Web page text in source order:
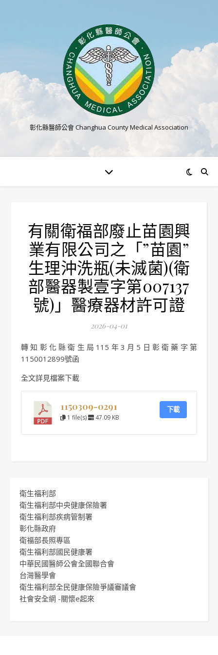
彰化縣醫師公會 Changhua County Medical Association
有關衛福部廢止苗園興
業有限公司之「”苗園”
生理沖洗瓶(未滅菌)(衛
部醫器製壹字第007137
號)」醫療器材許可證
2026-04-01
轉知彰化縣衛生局115年3月5日彰衛藥字第
1150012899號函
全文詳見檔案下載
1150309-0291
1 file(s) 47.09 KB
下載
衛生福利部
衛生福利部中央健康保險署
衛生福利部疾病管制署
彰化縣政府
衛福部長照專區
衛生福利部國民健康署
中華民國醫師公會全國聯合會
台灣醫學會
衛生福利部全民健康保險爭議審議會
社會安全網 -關懷e起來